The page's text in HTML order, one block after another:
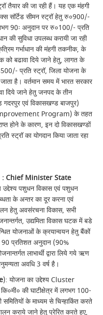
तैयार की जा रही हैं। यह एक मंहगी
सॉर्टेड सीमन स्ट्रॉ हेतु रु०900/-
90ः अनुदान पर रु०100/- प्रति
की सुविधा उपलब्ध करायी जा रही
गर्भाधान की मंहगी तकनीक, के
को बढावा दिये जाने हेतु, लागत के
प्रति स्ट्रॉ, जिला योजना के
है। वर्तमान समय में भारत सरकार
दिये जाने हेतु जनपद के तीन
एवं विकासखण्ड बाजपुर)
Program) के तहत
होने के कारण, इन दो विकासखण्डों
का योगदान किया जाता रहा
: Chief Minister State
पशुधन विकास एवं पशुधन
के अन्तर का दूर करना एवं
हेतु अवसंरचना विकास, सभी
उद्यमिता विकास घटक में बडे
योजनाओं के क्रयान्वयन हेतु बैंकों
प्रतिशत अनुदान (90%
लाभार्थी द्वारा लिये गये ऋण
अवधि 3 वर्ष है।
): योजना का उद्देश्य Cluster
की घाटीक्षेत्र में लगभग 100-
के माध्यम से चिन्हाकिंत करते
कराये जाने हेतु प्रेरित करते हुए,